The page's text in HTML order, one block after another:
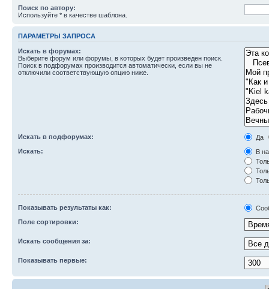
Поиск по автору:
Используйте * в качестве шаблона.
ПАРАМЕТРЫ ЗАПРОСА
Искать в форумах:
Выберите форум или форумы, в которых будет произведен поиск.
Поиск в подфорумах производится автоматически, если вы не
отключили соответствующую опцию ниже.
Искать в подфорумах:
Да
Искать:
В
Показывать результаты как:
Поле сортировки:
Искать сообщения за:
Показывать первые: